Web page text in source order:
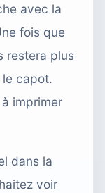
avec la
fois que
restera plus
le capot.
imprimer
dans la
voir